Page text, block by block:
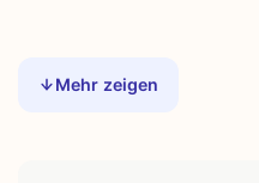
Mehr zeigen